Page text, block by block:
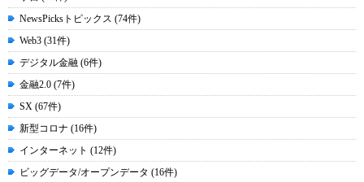
NewsPicksトピックス (74件)
Web3 (31件)
デジタル金融 (6件)
金融2.0 (7件)
SX (67件)
新型コロナ (16件)
インターネット (12件)
ビッグデータ/オープンデータ (16件)